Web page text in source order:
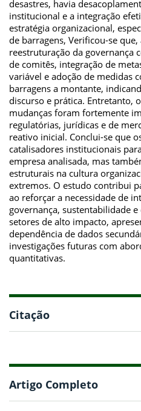
desastres, havia
institucional e a integração
estratégia organizacional,
de barragens, Verificou-se
reestruturação da governança
de comitês, integração de
variável e adoção de medidas
barragens a montante,
discurso e prática. Entretanto,
mudanças foram fortemente
regulatórias, jurídicas e de
reativo inicial. Conclui-se que
catalisadores institucionais
empresa analisada, mas
estruturais na cultura
extremos. O estudo contribui
ao reforçar a necessidade de
governança, sustentabilidade
setores de alto impacto,
dependência de dados
investigações futuras com
quantitativas.
Citação
Artigo Completo